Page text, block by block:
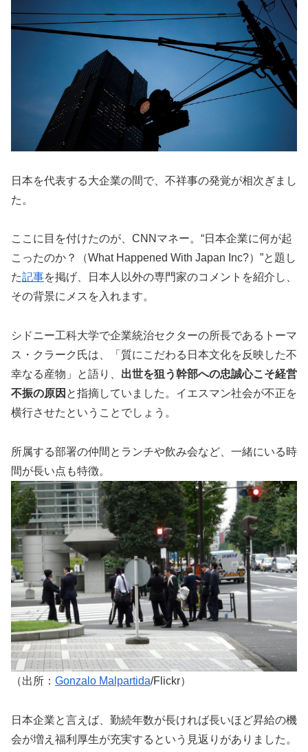
日本を代表する大企業の間で、不祥事の発覚が相次ぎまし
た。
ここに目を付けたのが、CNNマネー。“日本企業に何が起
こったのか？（What Happened With Japan Inc?）”と題し
た記事を掲げ、日本人以外の専門家のコメントを紹介し、
その背景にメスを入れます。
シドニー工科大学で企業統治セクターの所長であるトーマ
ス・クラーク氏は、「質にこだわる日本文化を反映した不
幸なる産物」と語り、 出世を狙う幹部への忠誠心こそ経営
不振の原因 と指摘していました。イエスマン社会が不正を
横行させたということでしょう。
所属する部署の仲間とランチや飲み会など、一緒にいる時
間が長い点も特徴。
（出所： Gonzalo Malpartida/Flickr）
日本企業と言えば、勤続年数が長ければ長いほど昇給の機
会が増え福利厚生が充実するという見返りがありました。